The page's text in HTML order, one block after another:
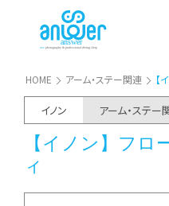
HOME アーム・ステー関連 【
イノン アーム・ステー
【イノン】フロ
ィ